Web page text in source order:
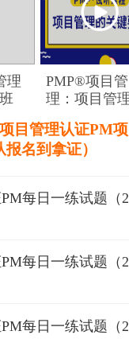
理
PMP®项目管
理：项目管
目管理认证PM
名到拿证）
每日一练试题（
每日一练试题（
每日一练试题（